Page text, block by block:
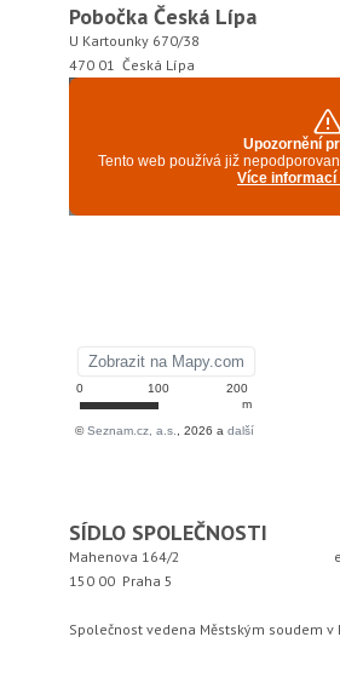
Pobočka Česká Lípa
U Kartounky 670/38
470 01 Česká Lípa
SÍDLO SPOLEČNOSTI
Mahenova 164/2
150 00 Praha 5
Společnost vedena Městským soudem